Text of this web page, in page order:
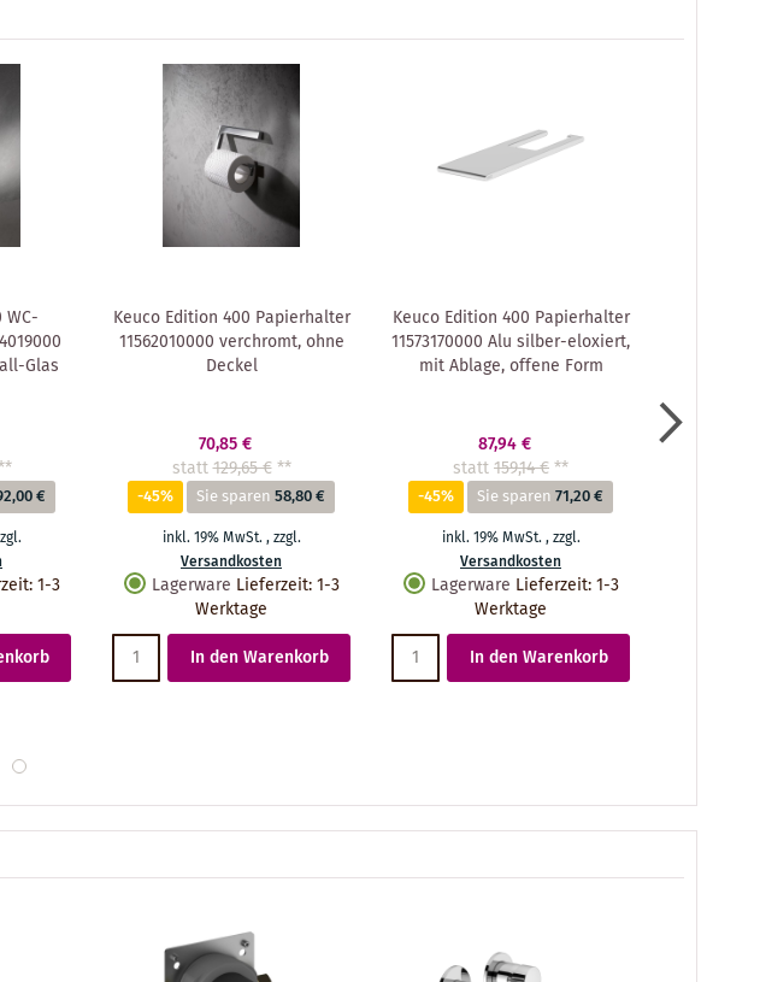
Glas
€
:1-3
Keuco Edition 400 Papierhalter
11562010000 verchromt, ohne
Deckel
70,85 €
statt129,65 € **
-45% Sie sparen58,80 €
inkl. 19% MwSt.,zzgl.
Versandkosten
Lagerware Lieferzeit:1-3
Werktage
In den Warenkorb
Keuco Edition 400 Papierhalter
11573170000 Alu silber-eloxiert,
mit Ablage, offene Form
87,94 €
statt159,14 €**
-45% Sie sparen71,20 €
inkl. 19% MwSt.,zzgl.
Versandkosten
Lagerware Lieferzeit:1-3
Werktage
In den Warenkorb